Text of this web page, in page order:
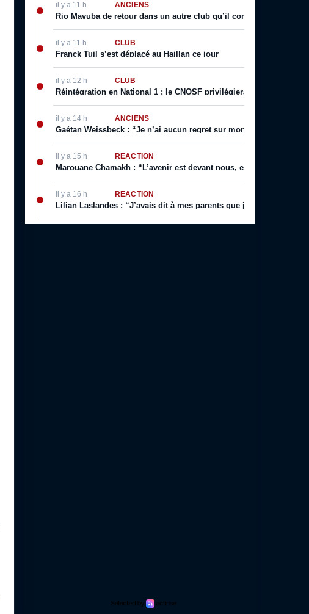
il y a 11 h ANCIENS
Rio Mavuba de retour dans un autre club qu’il connait bien ?
il y a 11 h CLUB
Franck Tuil s’est déplacé au Haillan ce jour
il y a 12 h CLUB
Réintégration en National 1 : le CNOSF privilégierait un retour
il y a 14 h ANCIENS
Gaétan Weissbeck : “Je n’ai aucun regret sur mon choix qui a été
il y a 15 h RÉACTION
Marouane Chamakh : “L’avenir est devant nous, et je serai bientôt
il y a 16 h RÉACTION
Lilian Laslandes : “J’avais dit à mes parents que j’allais